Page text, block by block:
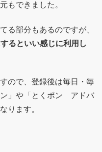
もできました。
る部分もあるのですが、
るといい感じに利用し
ので、登録後は毎日・毎
」や「とくポン アドバ
ります。